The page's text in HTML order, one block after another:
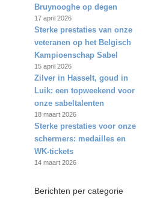
Bruynooghe op degen
17 april 2026
Sterke prestaties van onze
veteranen op het Belgisch
Kampioenschap Sabel
15 april 2026
Zilver in Hasselt, goud in
Luik: een topweekend voor
onze sabeltalenten
18 maart 2026
Sterke prestaties voor onze
schermers: medailles en
WK-tickets
14 maart 2026
Berichten per categorie